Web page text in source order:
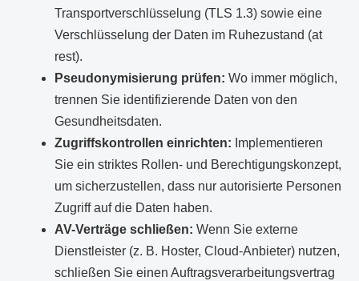
Transportverschlüsselung (TLS 1.3) sowie eine
Verschlüsselung der Daten im Ruhezustand (at
rest).
Pseudonymisierung prüfen: Wo immer möglich,
trennen Sie identifizierende Daten von den
Gesundheitsdaten.
Zugriffskontrollen einrichten: Implementieren
Sie ein striktes Rollen- und Berechtigungskonzept,
um sicherzustellen, dass nur autorisierte Personen
Zugriff auf die Daten haben.
AV-Verträge schließen: Wenn Sie externe
Dienstleister (z. B. Hoster, Cloud-Anbieter) nutzen,
schließen Sie einen Auftragsverarbeitungsvertrag